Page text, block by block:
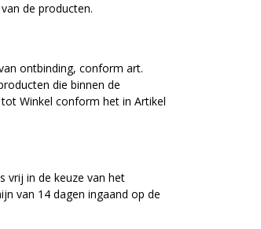
de producten.
ontbinding, conform art.
die binnen de
Winkel conform het in Artikel
vrij in de keuze van het
van 14 dagen ingaand op de